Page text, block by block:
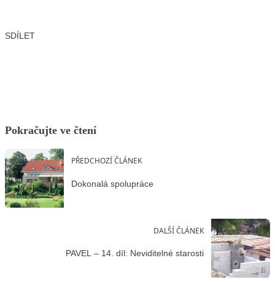
SDÍLET
Pokračujte ve čtení
PŘEDCHOZÍ ČLÁNEK
Dokonalá spolupráce
DALŠÍ ČLÁNEK
PAVEL – 14. díl: Neviditelné starosti